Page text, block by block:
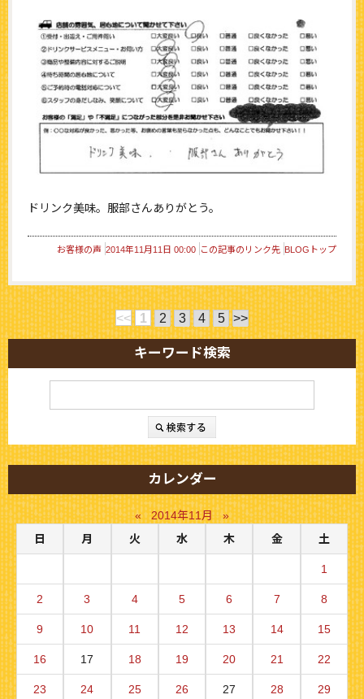
ドリンク美味。服部さんありがとう。
お客様の声 2014年11月11日 00:00 この記事のリンク先 BLOGトップ
<< 1 2 3 4 5 >>
キーワード検索
カレンダー
« 2014年11月
»
日
月 火 水 木 金 土
1
2 3 4 5 6 7 8
9 10 11 12 13 14 15
16 17 18 19 20 21 22
23 24 25 26 27 28 29